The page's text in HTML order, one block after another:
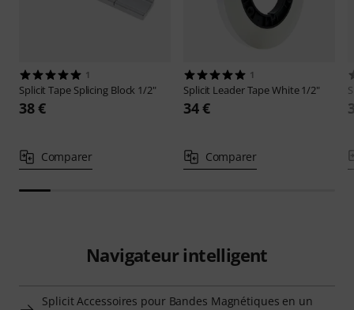
1
SplicitTape Splicing Block 1/2"
38 €
Comparer
1
Splicit Leader Tape White 1/2"
34 €
Comparer
Navigateur intelligent
Splicit Accessoires pour Bandes Magnétiques en un